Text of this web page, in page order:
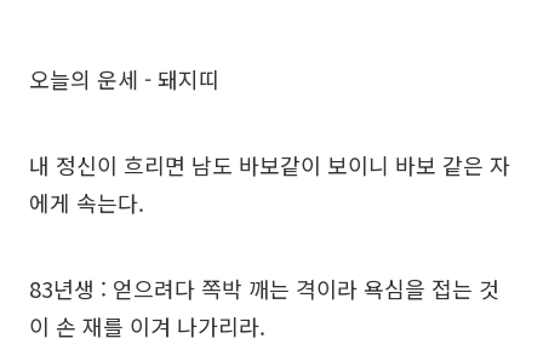
오늘의 운세 - 돼지띠
내 정신이 흐리면 남도 바보같이 보이니 바보 같은 자
에게 속는다.
83년생 : 얻으려다 쪽박 깨는 격이라 욕심을 접는 것
이 손 재를 이겨 나가리라.